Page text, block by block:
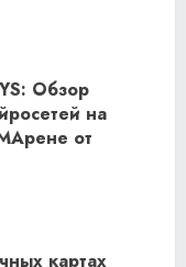
Обзор
на
от
картах